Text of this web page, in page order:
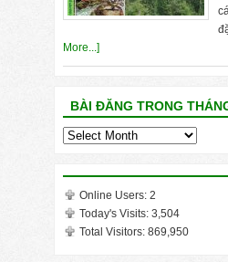
More...]
BÀI ĐĂNG TRONG
Bài
thángOnline Users: 2
Today's Visits: 3,504
Total Visitors: 869,950